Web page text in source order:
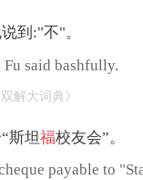
到:"不"。
said bashfully.
解大词典》
斯坦福校友会”。
payable to